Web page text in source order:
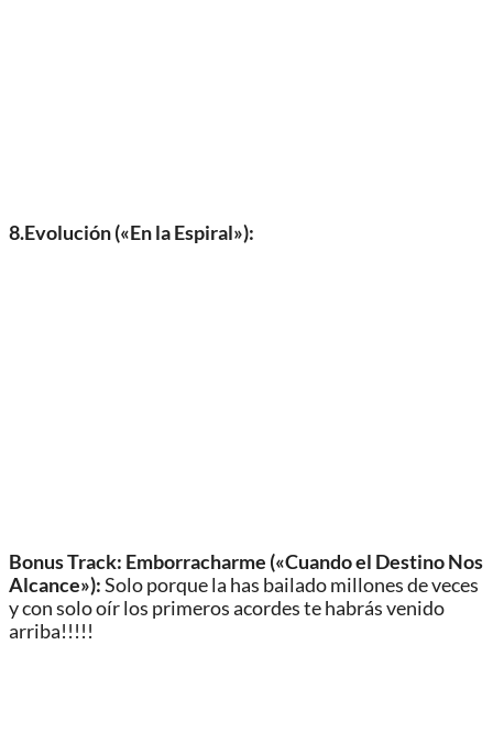
8.Evolución («En la Espiral»):
Bonus Track: Emborracharme («Cuando el Destino Nos
Alcance»):Solo porque la has bailado millones de veces
y con solo oír los primeros acordes te habrás venido
arriba!!!!!